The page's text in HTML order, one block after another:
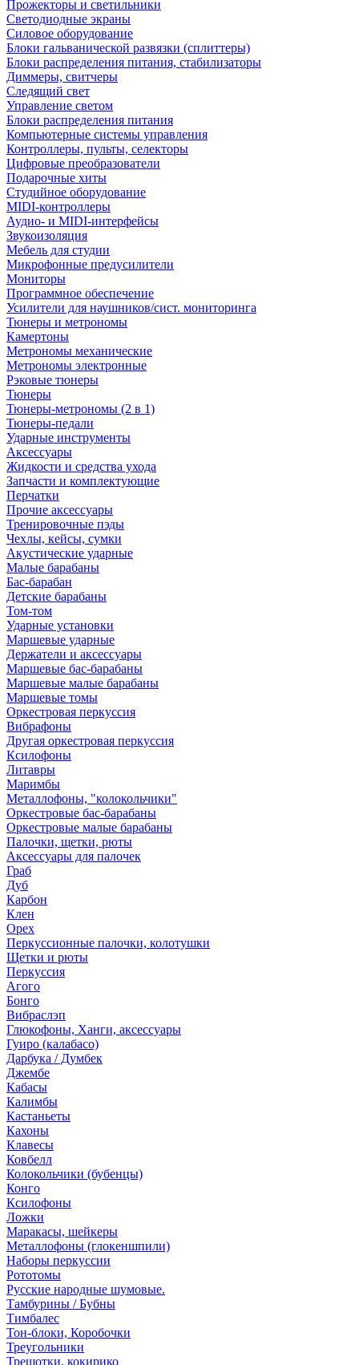
Прожекторы и светильники
Светодиодные экраны
Силовое оборудование
Блоки гальванической развязки (сплиттеры)
Блоки распределения питания, стабилизаторы
Диммеры, свитчеры
Следящий свет
Управление светом
Блоки распределения питания
Компьютерные системы управления
Контроллеры, пульты, селекторы
Цифровые преобразователи
Подарочные хиты
Студийное оборудование
MIDI-контроллеры
Аудио- и MIDI-интерфейсы
Звукоизоляция
Мебель для студии
Микрофонные предусилители
Мониторы
Программное обеспечение
Усилители для наушников/сист. мониторинга
Тюнеры и метрономы
Камертоны
Метрономы механические
Метрономы электронные
Рэковые тюнеры
Тюнеры
Тюнеры-метрономы (2 в 1)
Тюнеры-педали
Ударные инструменты
Аксессуары
Жидкости и средства ухода
Запчасти и комплектующие
Перчатки
Прочие аксессуары
Тренировочные пэды
Чехлы, кейсы, сумки
Акустические ударные
Mалые барабаны
Бас-барабан
Детские барабаны
Том-том
Ударные установки
Маршевые ударные
Держатели и аксессуары
Маршевые бас-барабаны
Маршевые малые барабаны
Маршевые томы
Оркестровая перкуссия
Вибрафоны
Другая оркестровая перкуссия
Ксилофоны
Литавры
Маримбы
Металлофоны, "колокольчики"
Оркестровые бас-барабаны
Оркестровые малые барабаны
Палочки, щетки, рюты
Аксессуары для палочек
Граб
Дуб
Карбон
Клен
Орех
Перкуссионные палочки, колотушки
Щетки и рюты
Перкуссия
Агого
Бонго
Вибраслэп
Глюкофоны, Ханги, аксессуары
Гуиро (калабасо)
Дарбука / Думбек
Джембе
Кабасы
Калимбы
Кастаньеты
Кахоны
Клавесы
Ковбелл
Колокольчики (бубенцы)
Конго
Ксилофоны
Ложки
Маракасы, шейкеры
Металлофоны (глокеншпили)
Наборы перкуссии
Рототомы
Русские народные шумовые.
Тамбурины / Бубны
Тимбалес
Тон-блоки, Коробочки
Треугольники
Трещотки, кокирико